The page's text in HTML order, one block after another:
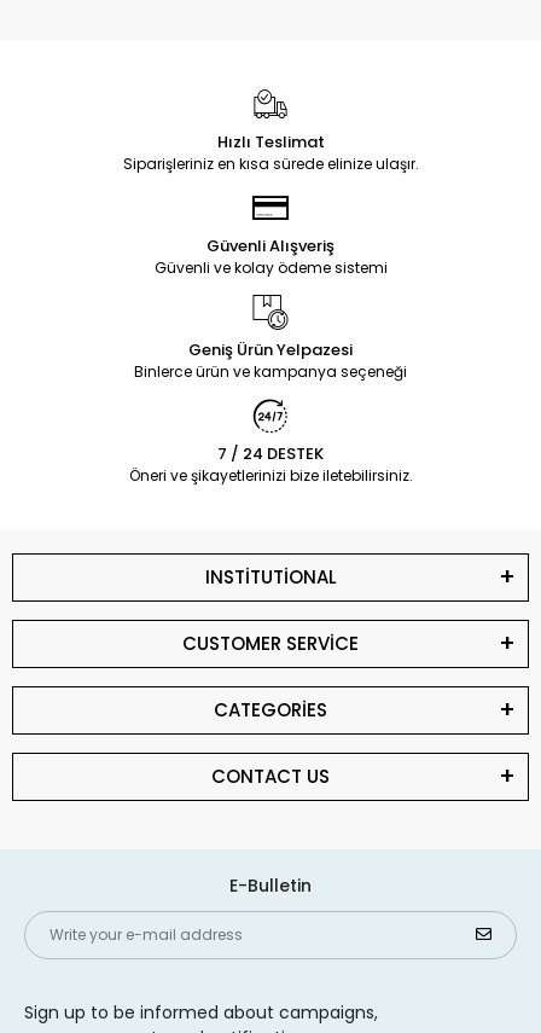
Hızlı Teslimat
Siparişleriniz en kısa sürede elinize ulaşır.
Güvenli Alışveriş
Güvenli ve kolay ödeme sistemi
Geniş Ürün Yelpazesi
Binlerce ürün ve kampanya seçeneği
7 / 24 DESTEK
Öneri ve şikayetlerinizi bize iletebilirsiniz.
INSTİTUTİONAL
CUSTOMER SERVİCE
CATEGORİES
CONTACT US
E-Bulletin
Sign up to be informed about campaigns,